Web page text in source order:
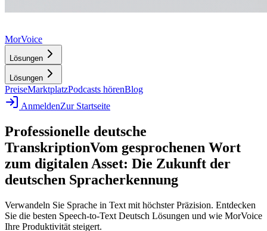
MorVoice
Lösungen
Lösungen
PreiseMarktplatzPodcasts hörenBlog
AnmeldenZur Startseite
Professionelle deutsche
TranskriptionVom gesprochenen Wort
zum digitalen Asset: Die Zukunft der
deutschen Spracherkennung
Verwandeln Sie Sprache in Text mit höchster Präzision. Entdecken
Sie die besten Speech-to-Text Deutsch Lösungen und wie MorVoice
Ihre Produktivität steigert.